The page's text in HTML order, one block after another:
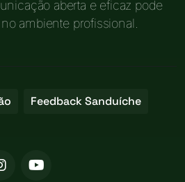
aberta e eficaz pode
ambiente profissional.
Feedback Sanduíche